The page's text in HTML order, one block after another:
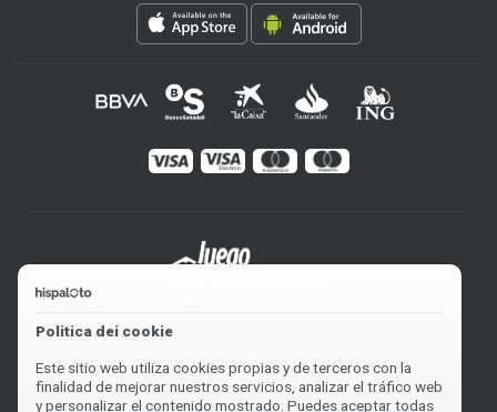
Politica dei cookie
Este sitio web utiliza cookies propias y de terceros con la
finalidad de mejorar nuestros servicios, analizar el tráfico web
y personalizar el contenido mostrado. Puedes aceptar todas